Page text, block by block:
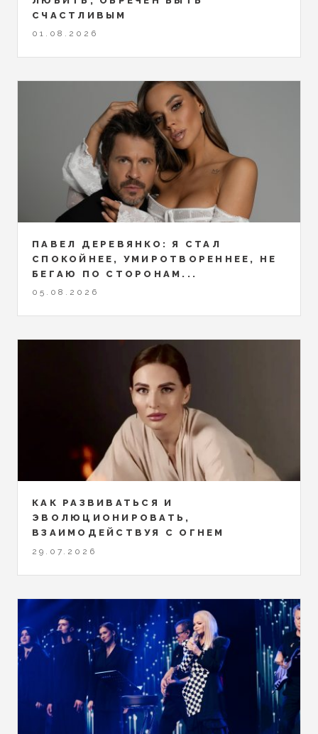
СЧАСТЛИВЫМ
01.08.2026
ПАВЕЛ ДЕРЕВЯНКО: Я СТАЛ
СПОКОЙНЕЕ, УМИРОТВОРЕННЕЕ, НЕ
БЕГАЮ ПО СТОРОНАМ...
05.08.2026
КАК РАЗВИВАТЬСЯ И
ЭВОЛЮЦИОНИРОВАТЬ,
ВЗАИМОДЕЙСТВУЯ С ОГНЕМ
29.07.2026